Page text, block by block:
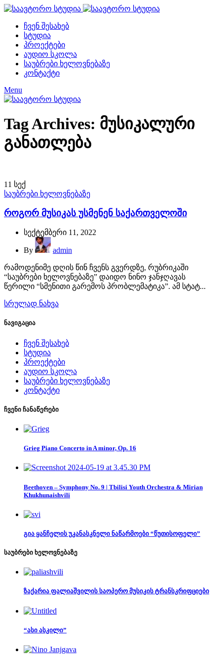
ჩვენ შესახებ
სტუდია
პროექტები
აუდიო სკოლა
საუბრები ხელოვნებაზე
კონტაქტი
Menu
Tag Archives: მუსიკალური
განათლება
11 სექ
საუბრები ხელოვნებაზე
როგორ მუსიკას უსმენენ საქართველოში
სექტემბერი 11, 2022
By admin
რამოდენიმე დღის წინ ჩვენს გვერდზე, რუბრიკაში
“საუბრები ხელოვნებაზე” დაიდო ნინო ჯანჯღავას
წერილი “სმენითი გარემოს პრობლემატიკა”. ამ სტატ...
სრულად ნახვა
ნავიგაცია
ჩვენ შესახებ
სტუდია
პროექტები
აუდიო სკოლა
საუბრები ხელოვნებაზე
კონტაქტი
ჩვენი ჩანაწერები
Grieg Piano Concerto in A minor, Op. 16
Beethoven – Symphony No. 9 | Tbilisi Youth Orchestra & Mirian
Khukhunaishvili
გია ყანჩელის უკანასკნელი ნაწარმოები “წუთისოფელი”
საუბრები ხელოვნებაზე
ზაქარია ფალიაშვილის საოპერო მუსიკის ტრანსკრიფციები
“ასი ასკილი”